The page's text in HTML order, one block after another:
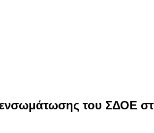
ενσωμάτωσης του ΣΔΟΕ